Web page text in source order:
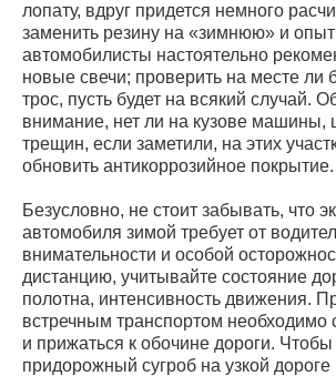
лопату, вдруг придется немного
заменить резину на «зимнюю» и
автомобилисты настоятельно
новые свечи; проверить на месте ли
трос, пусть будет на всякий случай.
внимание, нет ли на кузове машины,
трещин, если заметили, на этих
обновить антикоррозийное покрытие.
Безусловно, не стоит забывать, что
автомобиля зимой требует от
внимательности и особой
дистанцию, учитывайте состояние
полотна, интенсивность движения.
встречным транспортом необходимо
и прижаться к обочине дороги. Чтобы
придорожный сугроб на узкой дороге